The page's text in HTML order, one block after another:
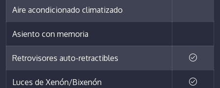
Aire acondicionado climatizado
Asiento con memoria
Retrovisores auto-retractibles
Luces de Xenón/Bixenón